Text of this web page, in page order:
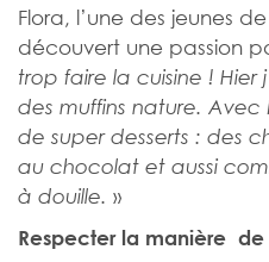
Flora, l’une des jeunes de
découvert une passion
trop faire la cuisine !
des muffins nature.
de super desserts : des
au chocolat et aussi
à douille. »
Respecter la manière